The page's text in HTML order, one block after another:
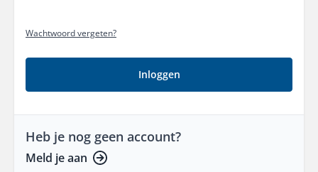
Wachtwoord vergeten?
Inloggen
Heb je nog geen account?
Meld je aan